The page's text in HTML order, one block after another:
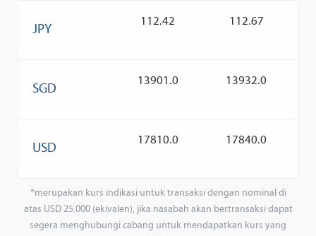
JPY
112.42 112.67
SGD
13901.0 13932.0
USD
17810.0 17840.0
*merupakan kurs indikasi untuk transaksi dengan nominal di
atas USD 25.000 (ekivalen), jika nasabah akan bertransaksi dapat
segera menghubungi cabang untuk mendapatkan kurs yang